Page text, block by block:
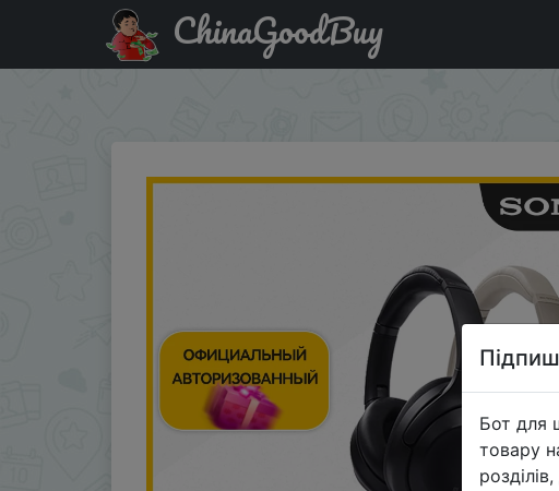
Паридбати з промокодом 28dz230 Беспроводные наушники
звонков, голосового управления A…
ChinaGoodBuy
Бот для
товару